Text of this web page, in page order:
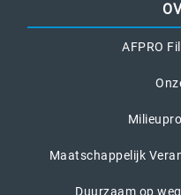
AFPRO
Maatschappelijk
Duurzaam op